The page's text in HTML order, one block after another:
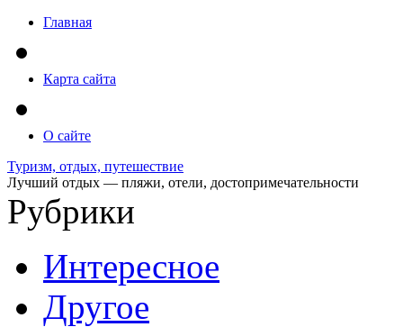
Главная
Карта сайта
О сайте
Туризм, отдых, путешествие
Лучший отдых — пляжи, отели, достопримечательности
Рубрики
Интересное
Другое